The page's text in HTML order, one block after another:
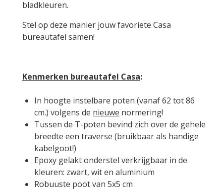
bladkleuren.
Stel op deze manier jouw favoriete Casa
bureautafel samen!
Kenmerken bureautafel Casa:
In hoogte instelbare poten (vanaf 62 tot 86
cm.) volgens de nieuwe normering!
Tussen de T-poten bevind zich over de gehele
breedte een traverse (bruikbaar als handige
kabelgoot!)
Epoxy gelakt onderstel verkrijgbaar in de
kleuren: zwart, wit en aluminium
Robuuste poot van 5x5 cm